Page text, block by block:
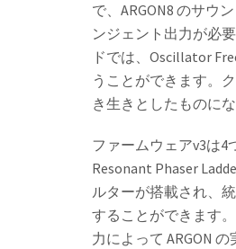
で、ARGON8 のサウ
ンジェント出力が必
ドでは、Oscillator
うことができます。
き生きとしたものに
ファームウェアv3は4
Resonant Phaser
ルターが搭載され、
することができます
力によって ARGON